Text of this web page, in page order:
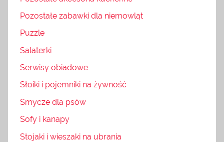
Pozostałe zabawki dla niemowląt
Puzzle
Salaterki
Serwisy obiadowe
Słoiki i pojemniki na żywność
Smycze dla psów
Sofy i kanapy
Stojaki i wieszaki na ubrania